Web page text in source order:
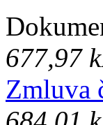
677,97
Zmluva